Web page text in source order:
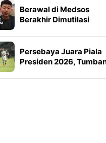
Berawal di Medsos
Berakhir Dimutilasi
Persebaya Juara Piala
Presiden 2026,